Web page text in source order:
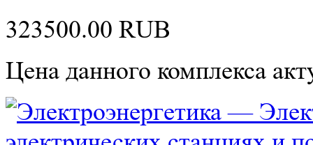
323500.00 RUB
Цена данного комплекса